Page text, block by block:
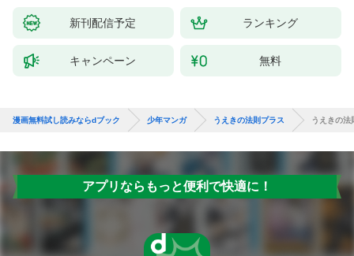
（１）
新刊配信予定 ランキング
キャンペーン 無料
漫画無料試し読みならdブック 少年マンガ うえきの法則プラス うえきの法
アプリならもっと便利で快適に！